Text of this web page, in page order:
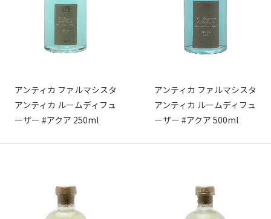
アンティカ ファルマシスタ
アンティカ ルームディフュ
ーザー #アクア 250ml
アンティカ ファルマシスタ
アンティカ ルームディフュ
ーザー #アクア 500ml